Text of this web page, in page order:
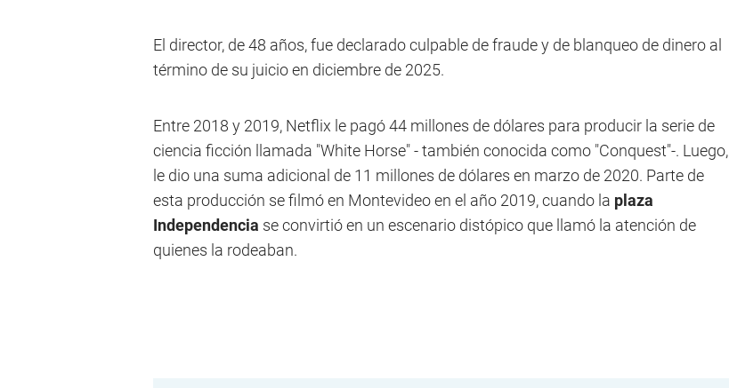
El director, de 48 años, fue declarado culpable de fraude y de blanqueo de dinero al
término de su juicio en diciembre de 2025.
Entre 2018 y 2019, Netflix le pagó 44 millones de dólares para producir la serie de
ciencia ficción llamada "White Horse" - también conocida como "Conquest"-. Luego,
le dio una suma adicional de 11 millones de dólares en marzo de 2020. Parte de
esta producción se filmó en Montevideo en el año 2019, cuando la plaza
Independencia se convirtió en un escenario distópico que llamó la atención de
quienes la rodeaban.